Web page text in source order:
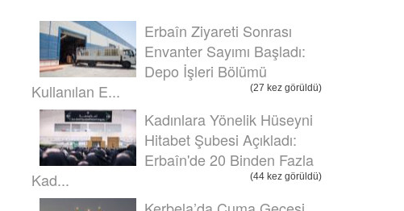
Erbaîn Ziyareti Sonrası
Envanter Sayımı Başladı:
Depo İşleri Bölümü
Kullanılan E...
(27 kez görüldü)
Kadınlara Yönelik Hüseyni
Hitabet Şubesi Açıkladı:
Erbaîn'de 20 Binden Fazla
Kad...
(44 kez görüldü)